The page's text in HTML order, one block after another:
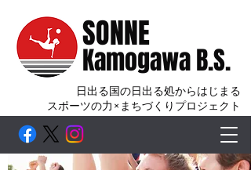
SONNE
Kamogawa B.S.
日出る国の日出る処からはじまる
スポーツの力×まちづくりプロジェクト